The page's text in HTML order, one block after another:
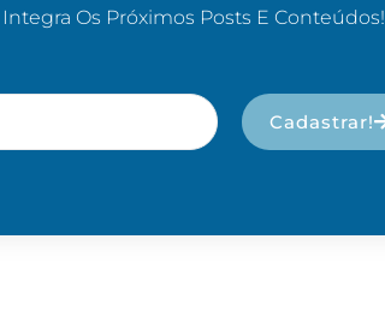
Os Próximos Posts E Conteúdos!
Cadastrar!